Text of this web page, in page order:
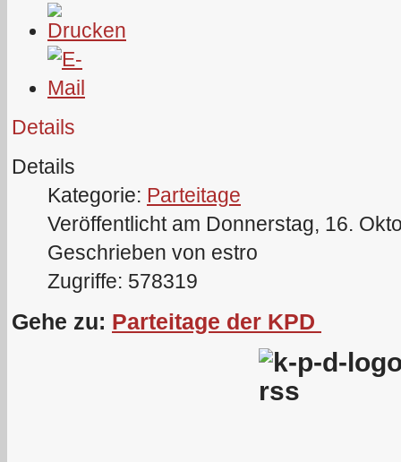
Details
Details
Kategorie: Parteitage
Veröffentlicht am Donnerstag, 16.
Geschrieben von estro
Zugriffe: 578319
Gehe zu: Parteitage der KPD